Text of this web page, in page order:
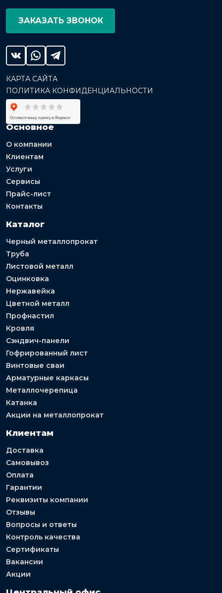
ЗАКАЗАТЬ ЗВОНОК
КАРТА САЙТА
ПОЛИТИКА КОНФИДЕНЦИАЛЬНОСТИ
Основное
О компании
Клиентам
Услуги
Сервисы
Прайс-лист
Контакты
Каталог
Черный металлопрокат
Труба
Листовой металл
Оцинковка
Нержавейка
Цветной металл
Профнастил
Кровля
Сэндвич-панели
Гофрированный лист
Винтовые сваи
Арматурные каркасы
Металлочерепица
Катанка
Акции на металлопрокат
Клиентам
Доставка
Самовывоз
Оплата
Гарантии
Реквизиты компании
Отзывы
Вопросы и ответы
Контроль качества
Сертификаты
Вакансии
Акции